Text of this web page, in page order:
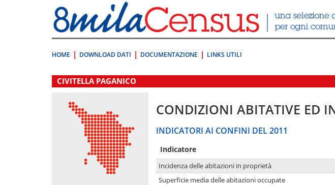
direttamente
a:
Contenuto
HOME DOWNLOAD DATI DOCUMENTAZIONE LINKS UTILI
.
CIVITELLA PAGANICO
CONDIZIONI ABITATIVE ED
INDICATORI AI CONFINI DEL 2011
Indicatore
Incidenza delle abitazioni in proprietà
Superficie media delle abitazioni occupate